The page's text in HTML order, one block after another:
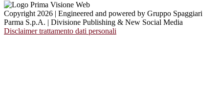
Copyright 2026 | Engineered and powered by Gruppo Spaggiari
Parma S.p.A. | Divisione Publishing & New Social Media
Disclaimer trattamento dati personali